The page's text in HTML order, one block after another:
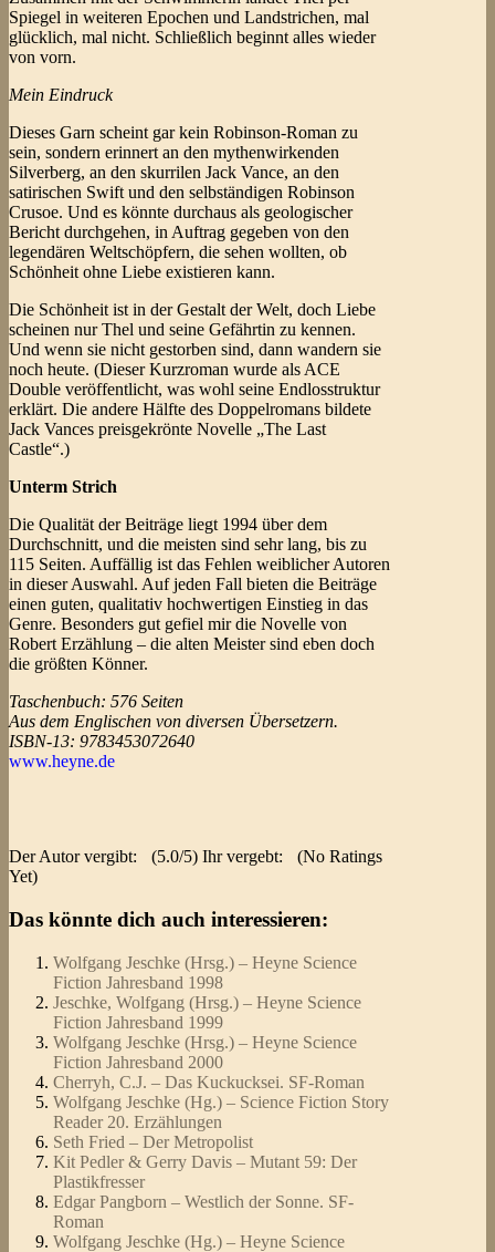
Spiegel in weiteren Epochen und Landstrichen, mal
glücklich, mal nicht. Schließlich beginnt alles wieder
von vorn.
Mein Eindruck
Dieses Garn scheint gar kein Robinson-Roman zu
sein, sondern erinnert an den mythenwirkenden
Silverberg, an den skurrilen Jack Vance, an den
satirischen Swift und den selbständigen Robinson
Crusoe. Und es könnte durchaus als geologischer
Bericht durchgehen, in Auftrag gegeben von den
legendären Weltschöpfern, die sehen wollten, ob
Schönheit ohne Liebe existieren kann.
Die Schönheit ist in der Gestalt der Welt, doch Liebe
scheinen nur Thel und seine Gefährtin zu kennen.
Und wenn sie nicht gestorben sind, dann wandern sie
noch heute. (Dieser Kurzroman wurde als ACE
Double veröffentlicht, was wohl seine Endlosstruktur
erklärt. Die andere Hälfte des Doppelromans bildete
Jack Vances preisgekrönte Novelle „The Last
Castle“.)
Unterm Strich
Die Qualität der Beiträge liegt 1994 über dem
Durchschnitt, und die meisten sind sehr lang, bis zu
115 Seiten. Auffällig ist das Fehlen weiblicher Autoren
in dieser Auswahl. Auf jeden Fall bieten die Beiträge
einen guten, qualitativ hochwertigen Einstieg in das
Genre. Besonders gut gefiel mir die Novelle von
Robert Erzählung – die alten Meister sind eben doch
die größten Könner.
Taschenbuch: 576 Seiten
Aus dem Englischen von diversen Übersetzern.
ISBN-13: 9783453072640
www.heyne.de
Der Autor vergibt: (5.0/5) Ihr vergebt:
(No Ratings
Yet)
Das könnte dich auch interessieren:
Wolfgang Jeschke (Hrsg.) – Heyne Science
Fiction Jahresband 1998
Jeschke, Wolfgang (Hrsg.) – Heyne Science
Fiction Jahresband 1999
Wolfgang Jeschke (Hrsg.) – Heyne Science
Fiction Jahresband 2000
Cherryh, C.J. – Das Kuckucksei. SF-Roman
Wolfgang Jeschke (Hg.) – Science Fiction Story
Reader 20. Erzählungen
Seth Fried – Der Metropolist
Kit Pedler & Gerry Davis – Mutant 59: Der
Plastikfresser
Edgar Pangborn – Westlich der Sonne. SF-
Roman
Wolfgang Jeschke (Hg.) – Heyne Science